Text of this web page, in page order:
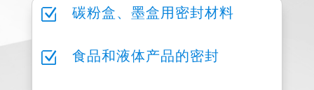
Z 碳粉盒、墨盒用密封材料
Z 食品和液体产品的密封